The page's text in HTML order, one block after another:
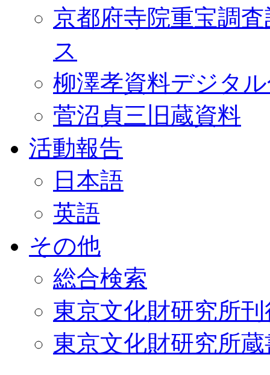
京都府寺院重宝調
ス
柳澤孝資料デジタ
菅沼貞三旧蔵資料
活動報告
日本語
英語
その他
総合検索
東京文化財研究所
東京文化財研究所